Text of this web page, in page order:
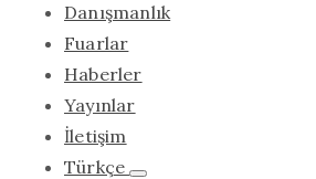
Danışmanlık
Fuarlar
Haberler
Yayınlar
İletişim
Türkçe